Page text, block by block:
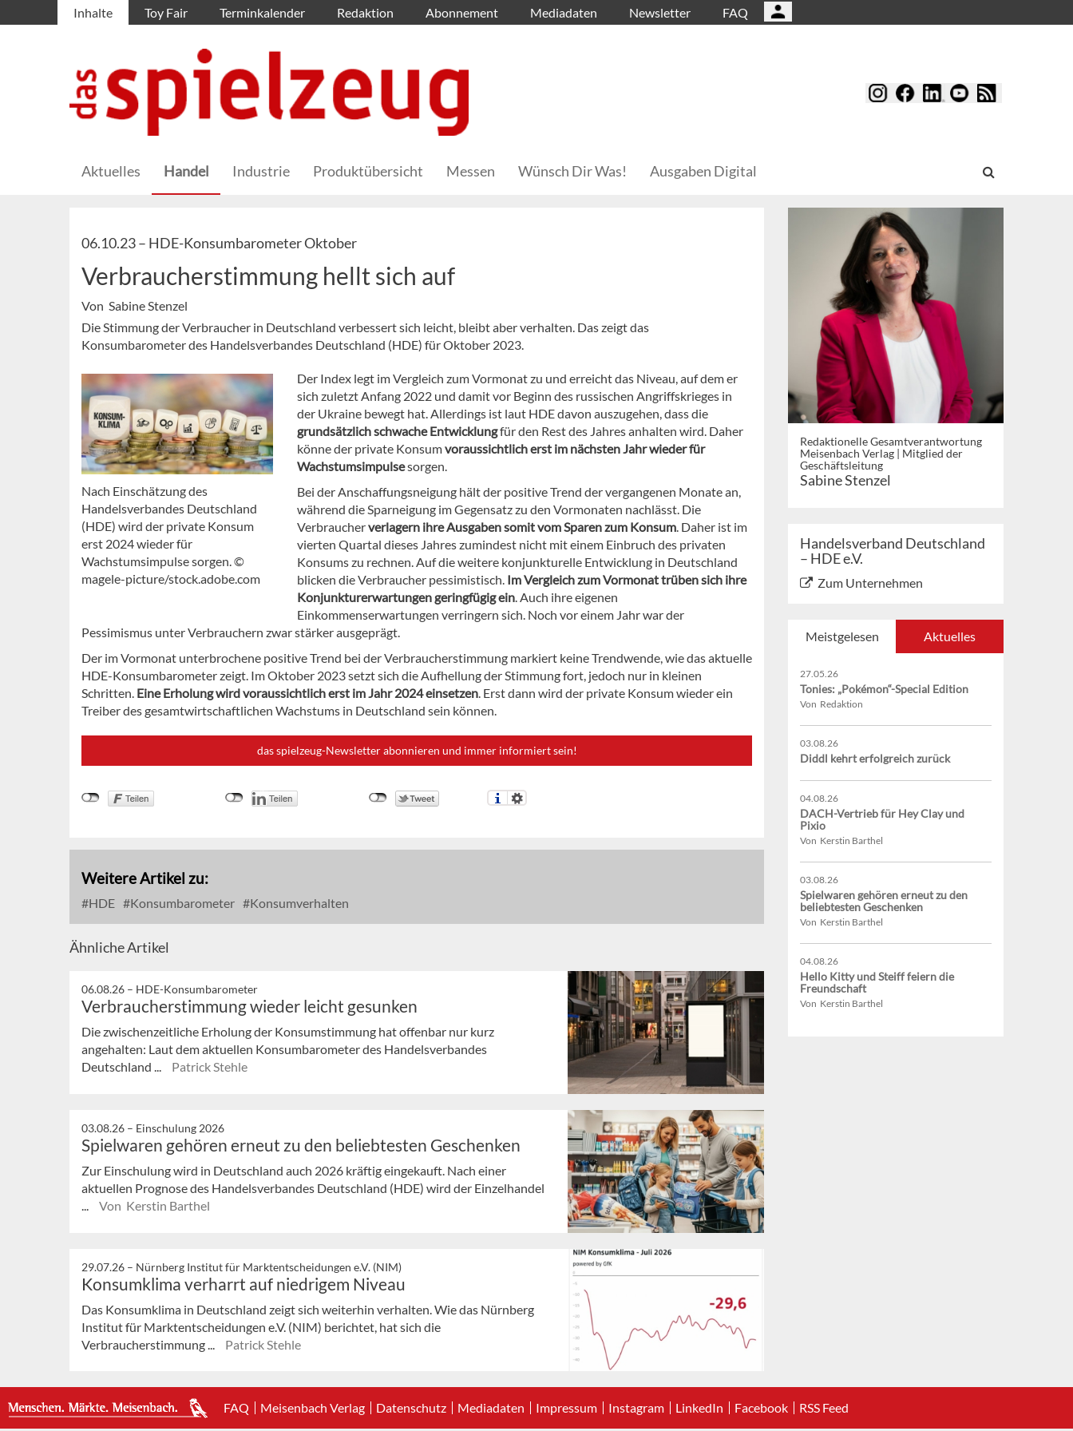
Inhalte Toy Fair Terminkalender Redaktion Abonnement Mediadaten Newsletter FAQ
Aktuelles Handel Industrie Produktübersicht Messen Wünsch Dir Was! Ausgaben Digital
06.10.23 – HDE-Konsumbarometer Oktober
Verbraucherstimmung hellt sich auf
Von Sabine Stenzel
Die Stimmung der Verbraucher in Deutschland verbessert sich leicht, bleibt aber verhalten. Das zeigt das
Konsumbarometer des Handelsverbandes Deutschland (HDE) für Oktober 2023.
Nach Einschätzung des
Handelsverbandes Deutschland
(HDE) wird der private Konsum
erst 2024 wieder für
Wachstumsimpulse sorgen. ©
magele-picture/stock.adobe.com
Der Index legt im Vergleich zum Vormonat zu und erreicht das Niveau, auf dem er
sich zuletzt Anfang 2022 und damit vor Beginn des russischen Angriffskrieges in
der Ukraine bewegt hat. Allerdings ist laut HDE davon auszugehen, dass die
grundsätzlich schwache Entwicklungfür den Rest des Jahres anhalten wird. Daher
könne der private Konsumvoraussichtlich erst im nächsten Jahr wieder für
Wachstumsimpulsesorgen.
Bei der Anschaffungsneigung hält der positive Trend der vergangenen Monate an,
während die Sparneigung im Gegensatz zu den Vormonaten nachlässt. Die
Verbraucherverlagern ihre Ausgaben somit vom Sparen zum Konsum. Daher ist im
vierten Quartal dieses Jahres zumindest nicht mit einem Einbruch des privaten
Konsums zu rechnen. Auf die weitere konjunkturelle Entwicklung in Deutschland
blicken die Verbraucher pessimistisch. Im Vergleich zum Vormonat trüben sich ihre
Konjunkturerwartungen geringfügig ein. Auch ihre eigenen
Einkommenserwartungen verringern sich. Noch vor einem Jahr war der
Pessimismus unter Verbrauchern zwar stärker ausgeprägt.
Der im Vormonat unterbrochene positive Trend bei der Verbraucherstimmung markiert keine Trendwende, wie das aktuelle
HDE-Konsumbarometer zeigt. Im Oktober 2023 setzt sich die Aufhellung der Stimmung fort, jedoch nur in kleinen
Schritten. Eine Erholung wird voraussichtlich erst im Jahr 2024 einsetzen. Erst dann wird der private Konsum wieder ein
Treiber des gesamtwirtschaftlichen Wachstums in Deutschland sein können.
das spielzeug-Newsletter abonnieren und immer informiert sein!
Weitere Artikel zu:
HDE Konsumbarometer Konsumverhalten
Ähnliche Artikel
06.08.26 – HDE-Konsumbarometer
Verbraucherstimmung wieder leicht gesunken
Die zwischenzeitliche Erholung der Konsumstimmung hat offenbar nur kurz
angehalten: Laut dem aktuellen Konsumbarometer des Handelsverbandes
Deutschland ...
Patrick Stehle
03.08.26 – Einschulung 2026
Spielwaren gehören erneut zu den beliebtesten Geschenken
Zur Einschulung wird in Deutschland auch 2026 kräftig eingekauft. Nach einer
aktuellen Prognose des Handelsverbandes Deutschland (HDE) wird der Einzelhandel
...
Von Kerstin Barthel
29.07.26 – Nürnberg Institut für Marktentscheidungen e.V. (NIM)
Konsumklima verharrt auf niedrigem Niveau
Das Konsumklima in Deutschland zeigt sich weiterhin verhalten. Wie das Nürnberg
Institut für Marktentscheidungen e.V. (NIM) berichtet, hat sich die
Verbraucherstimmung ...
Patrick Stehle
Redaktionelle Gesamtverantwortung
Meisenbach Verlag | Mitglied der
Geschäftsleitung
Sabine Stenzel
Handelsverband Deutschland
– HDE e.V.
Zum Unternehmen
Meistgelesen Aktuelles
27.05.26
Tonies: „Pokémon“-Special Edition
Von Redaktion
03.08.26
Diddl kehrt erfolgreich zurück
04.08.26
DACH-Vertrieb für Hey Clay und
Pixio
Von Kerstin Barthel
03.08.26
Spielwaren gehören erneut zu den
beliebtesten Geschenken
Von Kerstin Barthel
04.08.26
Hello Kitty und Steiff feiern die
Freundschaft
Von Kerstin Barthel
FAQ Meisenbach Verlag Datenschutz Mediadaten Impressum Instagram LinkedIn Facebook RSS Feed